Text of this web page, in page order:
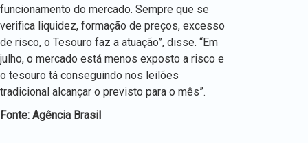
funcionamento do mercado. Sempre que se
verifica liquidez, formação de preços, excesso
de risco, o Tesouro faz a atuação”, disse. “Em
julho, o mercado está menos exposto a risco e
o tesouro tá conseguindo nos leilões
tradicional alcançar o previsto para o mês”.
Fonte: Agência Brasil